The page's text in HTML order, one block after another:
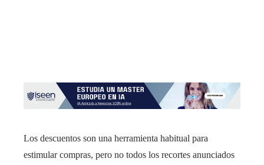
Los descuentos son una herramienta habitual para
estimular compras, pero no todos los recortes anunciados